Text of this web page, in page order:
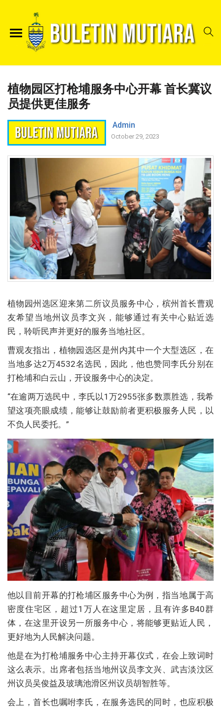
植物园区打枪埔服务中心开幕 首长冀议
员提供更佳服务
Admin
October 29, 2023
植物园州选区迎来第二所议员服务中心，槟州首长曹观
友希望当地州议员李文兴，能够通过有关中心贴近选
民，聆听民声并更好的服务当地社区。
曹观友指出，植物园选区是州内其中一个大型选区，在
当地多达2万4532名选民，因此，他也赞同李氏分别在
打枪埔和白云山，开设服务中心的决定。
“在逾两万选民中，李氏以1万2955张多数票胜选，我希
望这项亮眼成绩，能够让鼓励前者更积极服务人民，以
不负人民委托。”
他以目前开幕的打枪埔区服务中心为例，指当地属于高
密度住宅区，超过1万人在这里定居，且有许多B40群
体，在这里开设另一所服务中心，将能够更贴近人民，
更好地为人民解决问题。
他是在为打枪埔服务中心主持开幕仪式，在会上致词时
这么表示。出席者包括当地州议员李文兴、武吉淡汶区
州议员吴俊益及玻璃池滑区州议员胡智胜等。
会上，首长也嘱咐李氏，在服务选民的同时，也应积极